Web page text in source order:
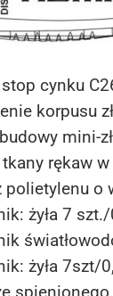
stop cynku
korpusu
mini-
rękaw
polietylenu o
żyła 7
żyła 7szt/